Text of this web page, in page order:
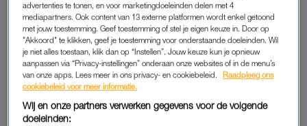
prima”, zei hij. En hij geloofde dat echt. Hij merkte het niet. Wij
wel. Toen zijn huis. Zijn boeken, zijn routine, de tuin waarin hij
eindeloos kon rommelen. Hij begreep niet waarom hij daar
niet meer naartoe mocht. Maar een verpleeghuis werd
noodzakelijk. Alleen de leunstoel mocht mee. Alles raakte hij
kwijt. Ook dat fijne grote bed van mijn ouders – waar wij als
kinderen ons wel vijf minuten in konden verstoppen zonder
gevonden te worden – werd vervangen door een kil hoog-
advertenties te tonen, en voor marketingdoeleinden delen met 4
mediapartners. Ook content van 13 externe platformen wordt enkel getoond
met jouw toestemming. Geef toestemming of stel je eigen keuze in. Door op
"Akkoord" te klikken, geef je toestemming voor onderstaande doeleinden. Wil
je niet alles toestaan, klik dan op “Instellen”. Jouw keuze kun je opnieuw
aanpassen via “Privacy-instellingen” onderaan onze websites of in de menu’s
van onze apps. Lees meer in ons privacy- en cookiebeleid.
Raadpleeg ons
cookiebeleid voor meer informatie.
Wij en onze partners verwerken gegevens voor de volgende
doeleinden: